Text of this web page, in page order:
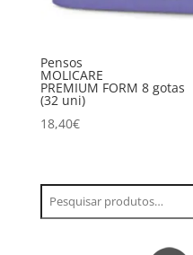
Pensos
MOLICARE
PREMIUM FORM 8 gotas
(32 uni)
18,40€